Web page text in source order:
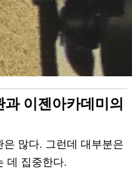
이젠아카데미의
많다. 그런데 대부분은
데 집중한다.